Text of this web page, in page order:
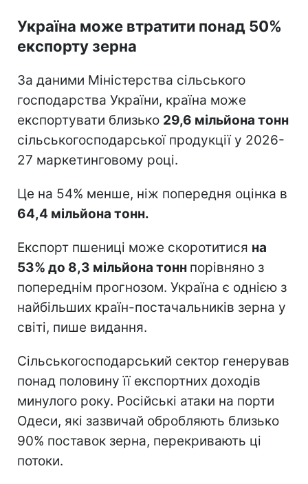
Україна може втратити понад 50%
експорту зерна
За даними Міністерства сільського
господарства України, країна може
експортувати близько 29,6 мільйона тонн
сільськогосподарської продукції у 2026-
27 маркетинговому році.
Це на 54% менше, ніж попередня оцінка в
64,4 мільйона тонн.
Експорт пшениці може скоротитися на
53% до 8,3 мільйона тонн порівняно з
попереднім прогнозом. Україна є однією з
найбільших країн-постачальників зерна у
світі, пише видання.
Сільськогосподарський сектор генерував
понад половину її експортних доходів
минулого року. Російські атаки на порти
Одеси, які зазвичай обробляють близько
90% поставок зерна, перекривають ці
потоки.